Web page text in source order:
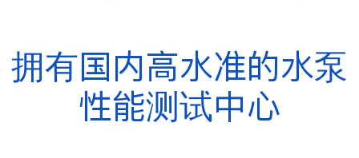
拥有国内高水准的水泵
性能测试中心